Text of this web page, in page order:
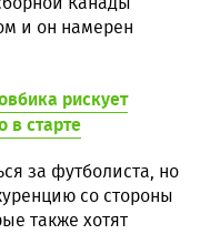
и он намерен
рискует
в старте
за футболиста, но
со стороны
также хотят